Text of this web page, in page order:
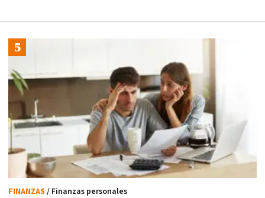
FINANZAS / Finanzas personales